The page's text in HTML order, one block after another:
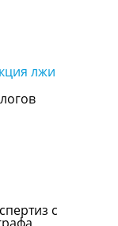
лжи